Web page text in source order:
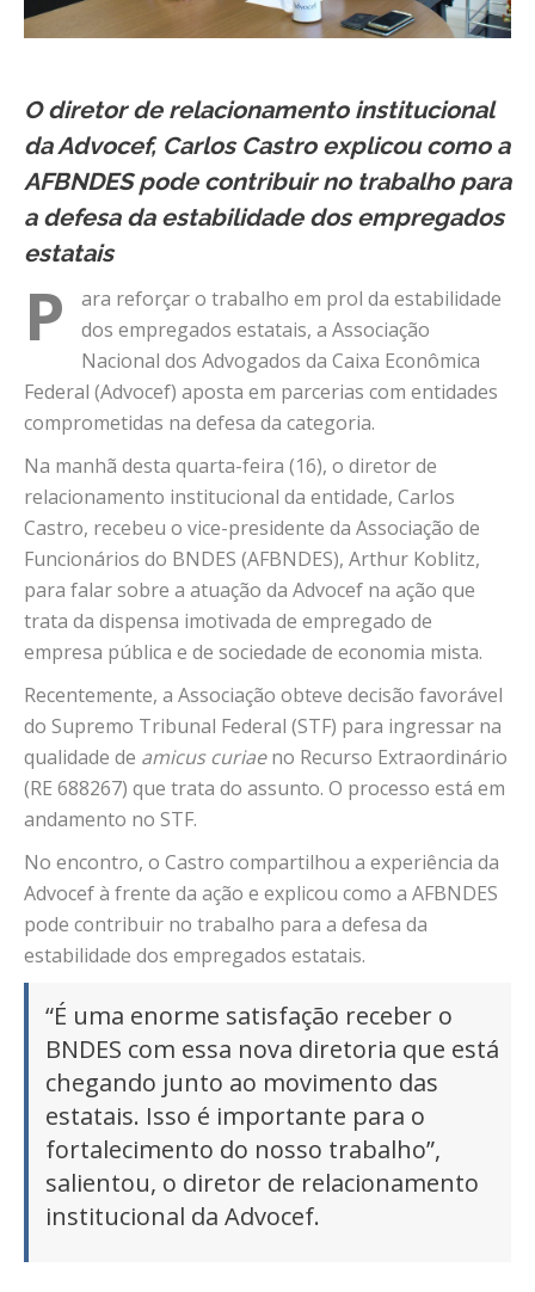
O diretor de relacionamento institucional
da Advocef, Carlos Castro explicou como a
AFBNDES pode contribuir no trabalho para
a defesa da estabilidade dos empregados
estatais
P
ara reforçar o trabalho em prol da estabilidade
dos empregados estatais, a Associação
Nacional dos Advogados da Caixa Econômica
Federal (Advocef) aposta em parcerias com entidades
comprometidas na defesa da categoria.
Na manhã desta quarta-feira (16), o diretor de
relacionamento institucional da entidade, Carlos
Castro, recebeu o vice-presidente da Associação de
Funcionários do BNDES (AFBNDES), Arthur Koblitz,
para falar sobre a atuação da Advocef na ação que
trata da dispensa imotivada de empregado de
empresa pública e de sociedade de economia mista.
Recentemente, a Associação obteve decisão favorável
do Supremo Tribunal Federal (STF) para ingressar na
qualidade de amicus curiaeno Recurso Extraordinário
(RE 688267) que trata do assunto. O processo está em
andamento no STF.
No encontro, o Castro compartilhou a experiência da
Advocef à frente da ação e explicou como a AFBNDES
pode contribuir no trabalho para a defesa da
estabilidade dos empregados estatais.
“É uma enorme satisfação receber o
BNDES com essa nova diretoria que está
chegando junto ao movimento das
estatais. Isso é importante para o
fortalecimento do nosso trabalho”,
salientou, o diretor de relacionamento
institucional da Advocef.